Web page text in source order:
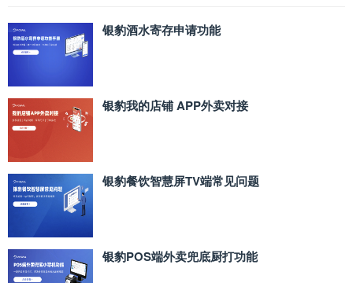
银豹酒水寄存申请功能
银豹我的店铺 APP外卖对接
银豹餐饮智慧屏TV端常见问题
银豹POS端外卖兜底厨打功能